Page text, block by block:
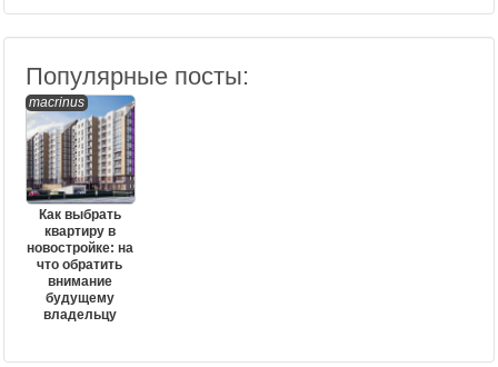
Популярные посты:
macrinus
Как выбрать
квартиру в
новостройке: на
что обратить
внимание
будущему
владельцу